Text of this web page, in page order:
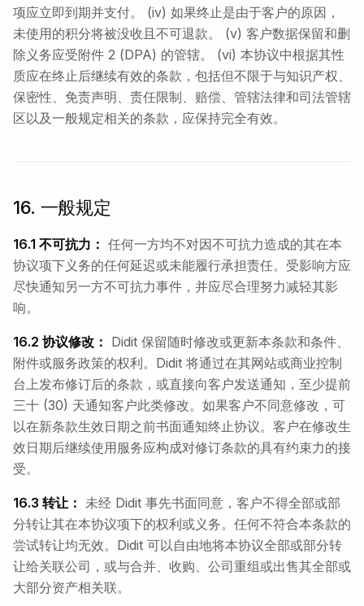
项应立即到期并支付。 (iv) 如果终止是由于客户的原因，
未使用的积分将被没收且不可退款。 (v) 客户数据保留和删
除义务应受附件 2 (DPA) 的管辖。 (vi) 本协议中根据其性
质应在终止后继续有效的条款，包括但不限于与知识产权、
保密性、免责声明、责任限制、赔偿、管辖法律和司法管辖
区以及一般规定相关的条款，应保持完全有效。
16. 一般规定
16.1 不可抗力： 任何一方均不对因不可抗力造成的其在本
协议项下义务的任何延迟或未能履行承担责任。受影响方应
尽快通知另一方不可抗力事件，并应尽合理努力减轻其影
响。
16.2 协议修改： Didit 保留随时修改或更新本条款和条件、
附件或服务政策的权利。Didit 将通过在其网站或商业控制
台上发布修订后的条款，或直接向客户发送通知，至少提前
三十 (30) 天通知客户此类修改。如果客户不同意修改，可
以在新条款生效日期之前书面通知终止协议。客户在修改生
效日期后继续使用服务应构成对修订条款的具有约束力的接
受。
16.3 转让： 未经 Didit 事先书面同意，客户不得全部或部
分转让其在本协议项下的权利或义务。任何不符合本条款的
尝试转让均无效。Didit 可以自由地将本协议全部或部分转
让给关联公司，或与合并、收购、公司重组或出售其全部或
大部分资产相关联。